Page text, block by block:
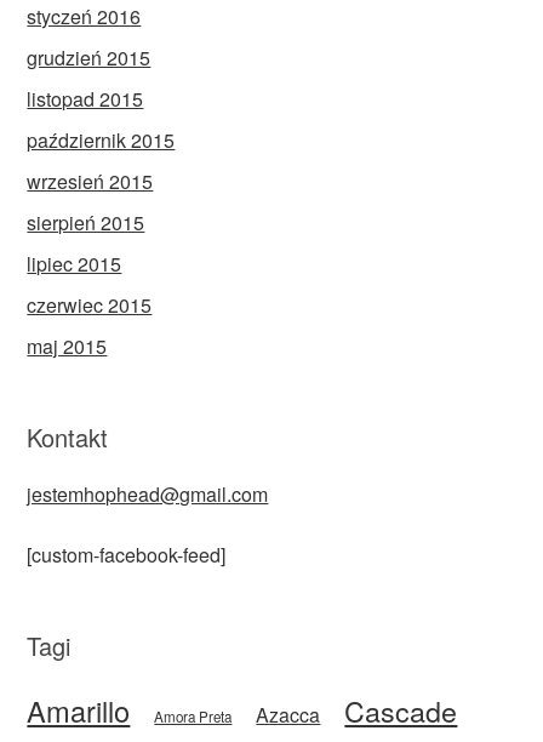
styczeń 2016
grudzień 2015
listopad 2015
październik 2015
wrzesień 2015
sierpień 2015
lipiec 2015
czerwiec 2015
maj 2015
Kontakt
jestemhophead@gmail.com
[custom-facebook-feed]
Tagi
Amarillo Amora Preta Azacca Cascade